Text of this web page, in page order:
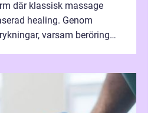
där klassisk massage
healing. Genom
varsam beröring